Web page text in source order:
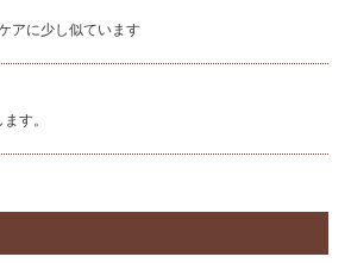
アに少し似ています
す。